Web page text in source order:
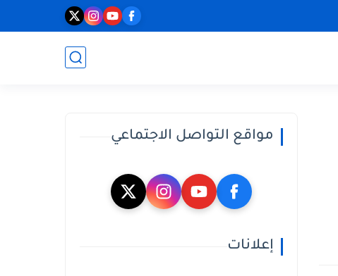
مواقع التواصل الاجتماعي
إعلانات